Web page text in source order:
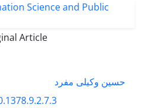
Article
حسین وکیلی مفرد